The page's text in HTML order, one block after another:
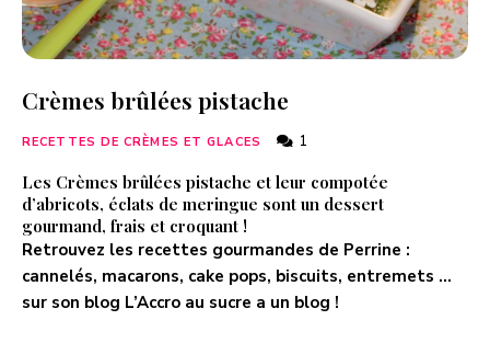
Crèmes brûlées pistache
RECETTES DE CRÈMES ET GLACES 1
Les Crèmes brûlées pistache et leur compotée
d’abricots, éclats de meringue sont un dessert
gourmand, frais et croquant !
Retrouvez les recettes gourmandes de Perrine :
cannelés, macarons, cake pops, biscuits, entremets …
sur son blog L’Accro au sucre a un blog !